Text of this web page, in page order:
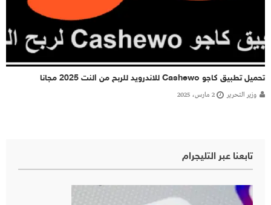
تحميل تطبيق كاجو Cashewo للاندرويد للربح من النت 2025 مجانا
وزير التحرير 2 مارس، 2025
تابعنا عبر التليجرام